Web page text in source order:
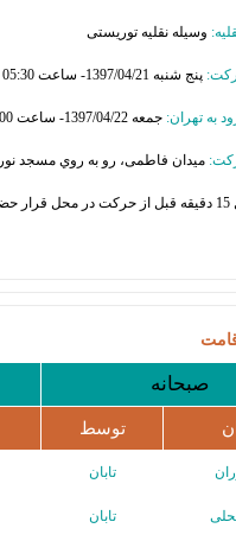
وسیله نقلیه توریستی
پنج شنبه 1397/04/21- ساعت 05:30
به تهران: جمعه 1397/04/22- ساعت 23:00
میدان فاطمی، رو به روي مسجد نور
صبحانه
توسط
تابان
تابان